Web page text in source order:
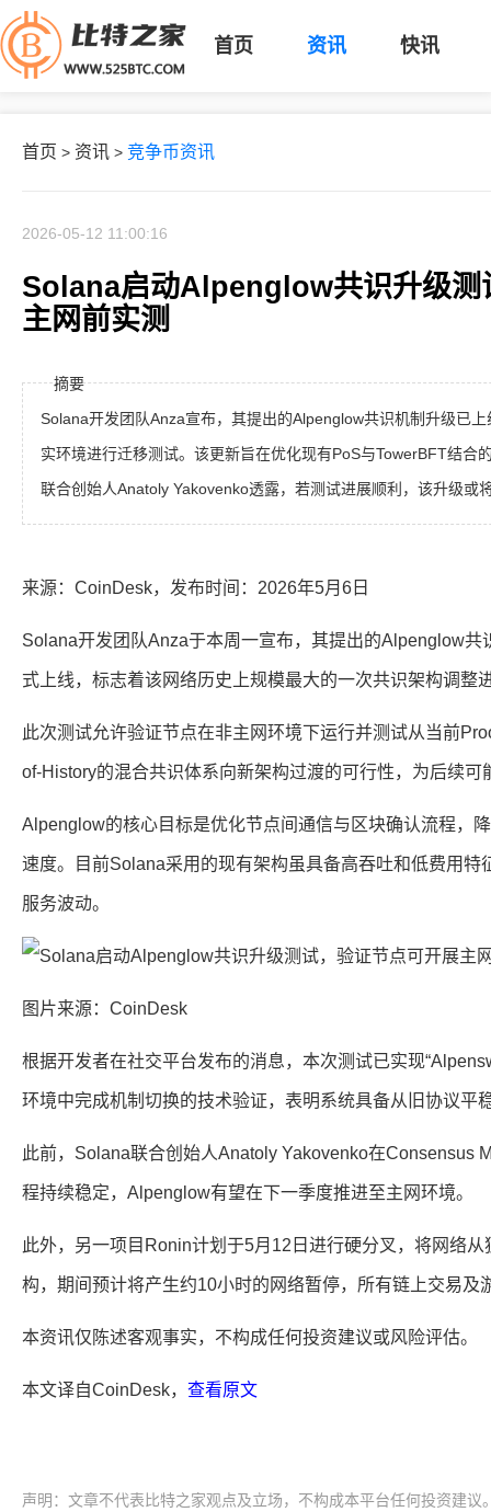
首页 资讯 快讯
首页 > 资讯 > 竞争币资讯
2026-05-12 11:00:16
Solana启动Alpenglow共识升级测
主网前实测
摘要
Solana开发团队Anza宣布，其提出的Alpenglow共识机制升级已
实环境进行迁移测试。该更新旨在优化现有PoS与TowerBFT结合
联合创始人Anatoly Yakovenko透露，若测试进展顺利，该升级或
来源：CoinDesk，发布时间：2026年5月6日
Solana开发团队Anza于本周一宣布，其提出的Alpenglow共
式上线，标志着该网络历史上规模最大的一次共识架构调整
此次测试允许验证节点在非主网环境下运行并测试从当前
of-History的混合共识体系向新架构过渡的可行性，为后续可
Alpenglow的核心目标是优化节点间通信与区块确认流程，
速度。目前Solana采用的现有架构虽具备高吞吐和低费用特
服务波动。
图片来源：CoinDesk
根据开发者在社交平台发布的消息，本次测试已实现
环境中完成机制切换的技术验证，表明系统具备从旧协议平
此前，Solana联合创始人Anatoly Yakovenko在Consensus
程持续稳定，Alpenglow有望在下一季度推进至主网环境。
此外，另一项目Ronin计划于5月12日进行硬分叉，将网络
构，期间预计将产生约10小时的网络暂停，所有链上交易及
本资讯仅陈述客观事实，不构成任何投资建议或风险评估。
本文译自CoinDesk， 查看原文
声明：文章不代表比特之家观点及立场，不构成本平台任何投资建